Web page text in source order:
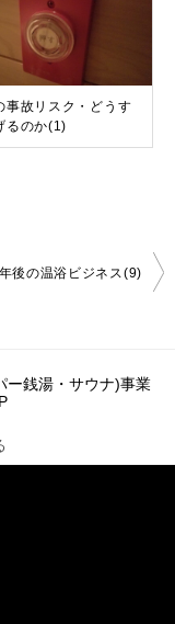
事故リスク・どうす
るのか(1)
後の温浴ビジネス(9)
ー銭湯・サウナ)事業